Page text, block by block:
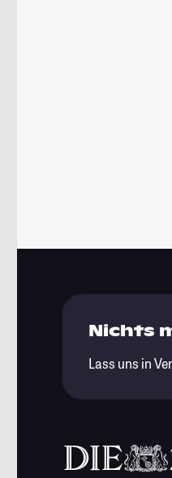
Nichts
Lass uns in